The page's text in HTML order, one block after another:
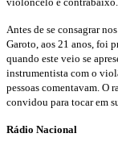
Antes de se consagrar
Garoto, aos 21 anos, foi
quando este veio se
instrumentista com o
pessoas comentavam. O
convidou para tocar em
Rádio Nacional